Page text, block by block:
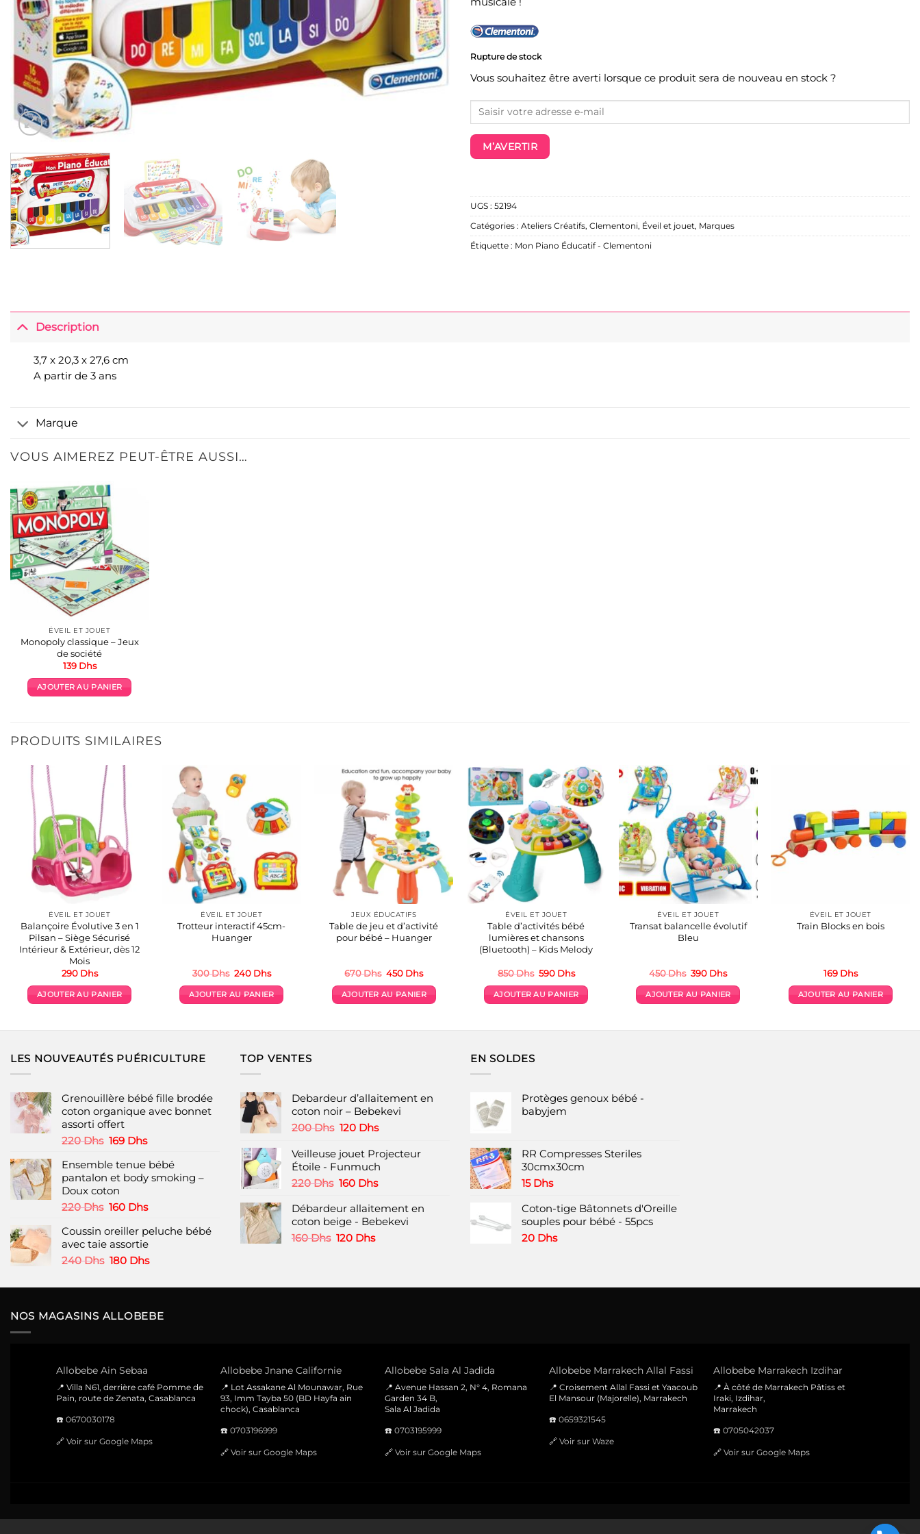
Rupture de stock
Vous souhaitez être averti lorsque ce produit sera de nouveau en stock ?
M’AVERTIR
UGS : 52194
Catégories : Ateliers Créatifs, Clementoni, Éveil et jouet, Marques
Étiquette : Mon Piano Éducatif - Clementoni
Description
3,7 x 20,3 x 27,6 cm
A partir de 3 ans
Marque
VOUS AIMEREZ PEUT-ÊTRE AUSSI…
ÉVEIL ET JOUET
Monopoly classique – Jeux
de société
139 Dhs
AJOUTER AU PANIER
PRODUITS SIMILAIRES
ÉVEIL ET JOUET
Balançoire Évolutive 3 en 1
Pilsan – Siège Sécurisé
Intérieur & Extérieur, dès 12
Mois
290 Dhs
AJOUTER AU PANIER
ÉVEIL ET JOUET
Trotteur interactif 45cm-
Huanger
300Dhs Le
initial
était :
240 DhsLe
actuel
est :
AJOUTER AU PANIER
JEUX ÉDUCATIFS
Table de jeu et d’activité
pour bébé – Huanger
670Dhs Le
initial
était :
450 DhsLe
actuel
est :
AJOUTER AU PANIER
ÉVEIL ET JOUET
Table d’activités bébé
lumières et chansons
(Bluetooth) – Kids Melody
850Dhs Le
initial
était :
590 DhsLe
actuel
est :
AJOUTER AU PANIER
ÉVEIL ET JOUET
Transat balancelle évolutif
Bleu
450Dhs Le
initial
était :
390 DhsLe
actuel
est :
AJOUTER AU PANIER
ÉVEIL ET JOUET
Train Blocks en bois
169 Dhs
AJOUTER AU PANIER
LES NOUVEAUTÉS PUÉRICULTURE
Grenouillère bébé fille brodée
coton organique avec bonnet
assorti offert
220Dhs Le
initial
était :
220 Dhs.
169 DhsLe
actuel
est :
Ensemble tenue bébé
pantalon et body smoking –
Doux coton
220Dhs Le
initial
était :
220 Dhs.
160 DhsLe
actuel
est :
160 Dhs.
Coussin oreiller peluche bébé
avec taie assortie
240Dhs Le
initial
240 Dhs.
180 DhsLe
actuel
180 Dhs.
TOP VENTES
Debardeur d’allaitement en
coton noir – Bebekevi
200Dhs Le
initial
était :
200 Dhs.
120 DhsLe
actuel
est :
Veilleuse jouet Projecteur
Étoile - Funmuch
220Dhs Le
initial
était :
220 Dhs.
160 DhsLe
actuel
est :
Débardeur allaitement en
coton beige - Bebekevi
160Dhs Le
160 Dhs.
120 DhsLe
120 Dhs.
EN SOLDES
Protèges genoux bébé -
babyjem
RR Compresses Steriles
30cmx30cm
15 Dhs
Coton-tige Bâtonnets d'Oreille
souples pour bébé - 55pcs
20 Dhs
NOS MAGASINS ALLOBEBE
Allobebe Ain Sebaa
📍 Villa N61, derrière café Pomme de
Pain, route de Zenata, Casablanca
☎️ 0670030178
🔗 Voir sur Google Maps
Allobebe Jnane Californie
📍 Lot Assakane Al Mounawar, Rue
93, Imm Tayba 50 (BD Hayfa ain
chock), Casablanca
☎️ 0703196999
🔗 Voir sur Google Maps
Allobebe Sala Al Jadida
📍 Avenue Hassan 2, N° 4, Romana
Garden 34 B,
Sala Al Jadida
☎️ 0703195999
🔗 Voir sur Google Maps
Allobebe Marrakech Allal Fassi
📍 Croisement Allal Fassi et Yaacoub
El Mansour (Majorelle), Marrakech
☎️ 0659321545
🔗 Voir sur Waze
Allobebe Marrakech Izdihar
📍 À côté de Marrakech Pâtiss et
Iraki, Izdihar,
Marrakech
☎️ 0705042037
🔗 Voir sur Google Maps